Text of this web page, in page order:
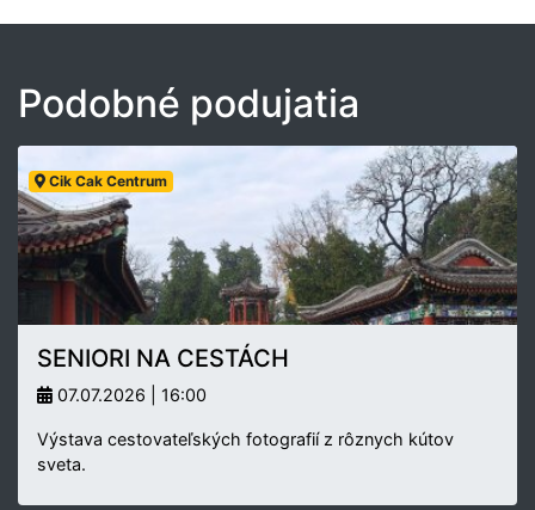
Podobné podujatia
Cik Cak Centrum
SENIORI NA CESTÁCH
07.07.2026 | 16:00
Výstava cestovateľských fotografií z rôznych kútov
sveta.